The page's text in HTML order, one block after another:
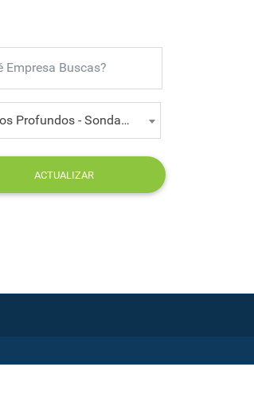
Pozos Profundos - Sondajes
ACTUALIZAR